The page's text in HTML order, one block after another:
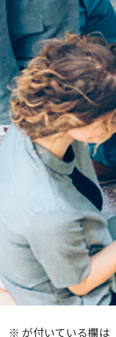
※ が付いている欄は